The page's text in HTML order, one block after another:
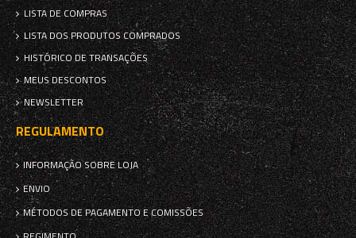
LISTA DE COMPRAS
LISTA DOS PRODUTOS COMPRADOS
HISTÓRICO DE TRANSAÇÕES
MEUS DESCONTOS
NEWSLETTER
REGULAMENTO
INFORMAÇÃO SOBRE LOJA
ENVIO
MÉTODOS DE PAGAMENTO E COMISSÕES